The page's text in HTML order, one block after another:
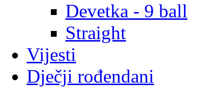
Devetka - 9 ball
Straight
Vijesti
Dječji rođendani